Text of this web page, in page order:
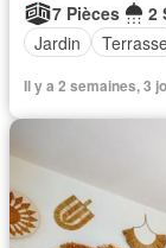
7 Pièces
2
Jardin
Il y a 2 semaines, 3